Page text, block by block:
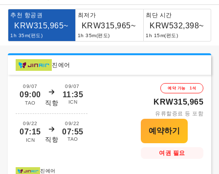
추천 항공권
KRW315,965~
1h 35m(편도)
최저가
KRW315,965~
1h 35m(편도)
최단 시간
KRW532,398~
1h 15m(편도)
진에어
09/07
09:00
TAO 직항
09/07
11:35
ICN
09/22
07:15
ICN 직항
09/22
07:55
TAO
예약 가능 1석
KRW315,965
유류할증료 등 포함
여권 필요
진에어